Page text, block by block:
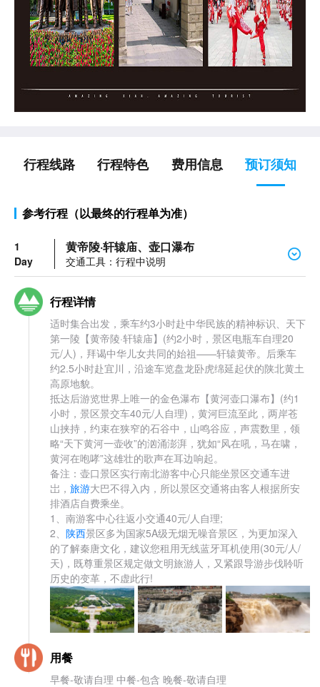
行程线路 行程特色 费用信息 预订须知
参考行程（以最终的行程单为准）
1
Day
黄帝陵·轩辕庙、壶口瀑布
交通工具：行程中说明
行程详情
适时集合出发，乘车约3小时赴中华民族的精神标识、天下
第一陵【黄帝陵·轩辕庙】(约2小时，景区电瓶车自理20
元/人)，拜谒中华儿女共同的始祖——轩辕黄帝。后乘车
约2.5小时赴宜川，沿途车览盘龙卧虎绵延起伏的陕北黄土
高原地貌。
抵达后游览世界上唯一的金色瀑布【黄河壶口瀑布】(约1
小时，景区景交车40元/人自理)，黄河巨流至此，两岸苍
山挟持，约束在狭窄的石谷中，山鸣谷应，声震数里，领
略“天下黄河一壶收”的汹涌澎湃，犹如“风在吼，马在啸，
黄河在咆哮”这雄壮的歌声在耳边响起。
备注：壶口景区实行南北游客中心只能坐景区交通车进
岀， 旅游大巴不得入内，所以景区交通将由客人根据所安
排酒店自费乘坐。
1、南游客中心往返小交通40元/人自理;
2、 陕西景区多为国家5A级无烟无噪音景区，为更加深入
的了解秦唐文化，建议您租用无线蓝牙耳机使用(30元/人/
天)，既尊重景区规定做文明旅游人，又紧跟导游步伐聆听
历史的变革，不虚此行!
用餐
早餐-敬请自理 中餐-包含 晚餐-敬请自理